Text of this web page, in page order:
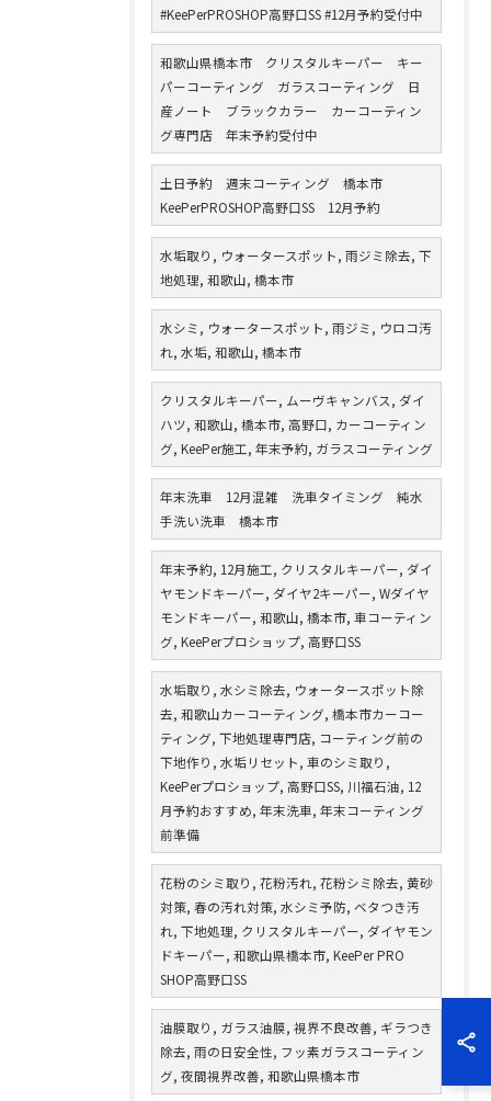
#KeePerPROSHOP高野口SS #12月予約受付中
和歌山県橋本市 クリスタルキーパー キー
パーコーティング ガラスコーティング 日
産ノート ブラックカラー カーコーティン
グ専門店 年末予約受付中
土日予約 週末コーティング 橋本市
KeePerPROSHOP高野口SS 12月予約
水垢取り, ウォータースポット, 雨ジミ除去, 下
地処理, 和歌山, 橋本市
水シミ, ウォータースポット, 雨ジミ, ウロコ汚
れ, 水垢, 和歌山, 橋本市
クリスタルキーパー, ムーヴキャンバス, ダイ
ハツ, 和歌山, 橋本市, 高野口, カーコーティン
グ, KeePer施工, 年末予約, ガラスコーティング
年末洗車 12月混雑 洗車タイミング 純水
手洗い洗車 橋本市
年末予約, 12月施工, クリスタルキーパー, ダイ
ヤモンドキーパー, ダイヤ2キーパー, Wダイヤ
モンドキーパー, 和歌山, 橋本市, 車コーティン
グ, KeePerプロショップ, 高野口SS
水垢取り, 水シミ除去, ウォータースポット除
去, 和歌山カーコーティング, 橋本市カーコー
ティング, 下地処理専門店, コーティング前の
下地作り, 水垢リセット, 車のシミ取り,
KeePerプロショップ, 高野口SS, 川福石油, 12
月予約おすすめ, 年末洗車, 年末コーティング
前準備
花粉のシミ取り, 花粉汚れ, 花粉シミ除去, 黄砂
対策, 春の汚れ対策, 水シミ予防, ベタつき汚
れ, 下地処理, クリスタルキーパー, ダイヤモン
ドキーパー, 和歌山県橋本市, KeePer PRO
SHOP高野口SS
油膜取り, ガラス油膜, 視界不良改善, ギラつき
除去, 雨の日安全性, フッ素ガラスコーティン
グ, 夜間視界改善, 和歌山県橋本市